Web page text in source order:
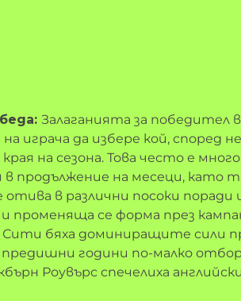
Залаганията за победител
играча да избере кой, според
на сезона. Това често е
в продължение на месеци,
отива в различни посоки поради
променяща се форма през
бяха доминиращите сили
предишни години по-малко
Роувърс спечелиха